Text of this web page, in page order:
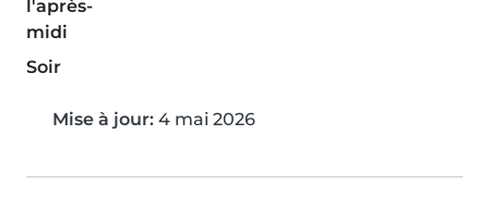
l'après-
midi
Soir
Mise à jour: 4 mai 2026